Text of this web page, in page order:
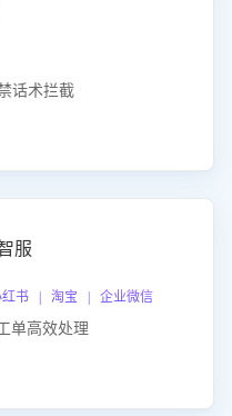
话术拦截
服
书 | 淘宝 | 企业微信
单高效处理